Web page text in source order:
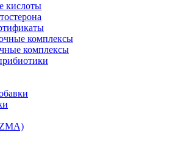
кислоты
комплексы
комплексы